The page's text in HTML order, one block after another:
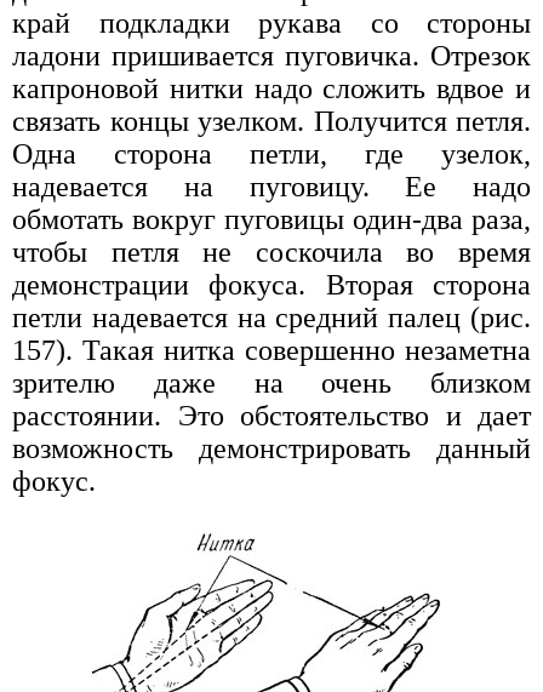
край подкладки рукава со стороны
ладони пришивается пуговичка. Отрезок
капроновой нитки надо сложить вдвое и
связать концы узелком. Получится петля.
Одна сторона петли, где узелок,
надевается на пуговицу. Ее надо
обмотать вокруг пуговицы один-два раза,
чтобы петля не соскочила во время
демонстрации фокуса. Вторая сторона
петли надевается на средний палец (рис.
157). Такая нитка совершенно незаметна
зрителю даже на очень близком
расстоянии. Это обстоятельство и дает
возможность демонстрировать данный
фокус.